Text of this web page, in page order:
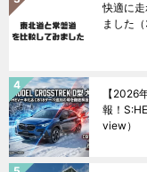
快適に
ました
【2026
報！
view）